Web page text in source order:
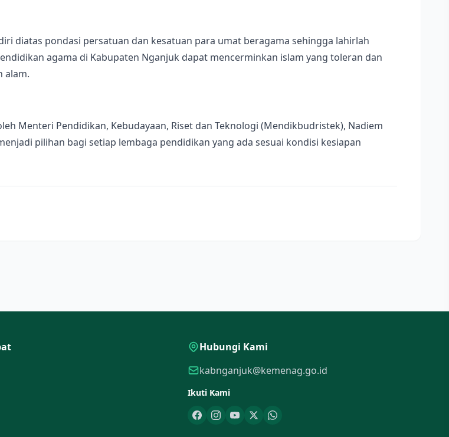
diatas pondasi persatuan dan kesatuan para umat beragama sehingga lahirlah
agama di Kabupaten Nganjuk dapat mencerminkan islam yang toleran dan
alam.
Menteri Pendidikan, Kebudayaan, Riset dan Teknologi (Mendikbudristek), Nadiem
pilihan bagi setiap lembaga pendidikan yang ada sesuai kondisi kesiapan
Hubungi Kami
kabnganjuk@kemenag.go.id
Ikuti Kami